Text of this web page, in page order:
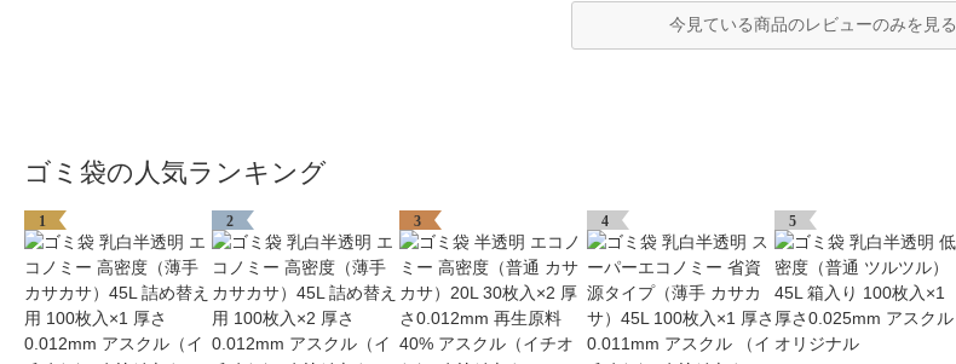
今見ている商品のレビューのみを見る
ゴミ袋の人気ランキング
1 2 3 4 5